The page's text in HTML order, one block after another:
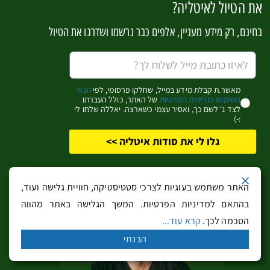
שמור בדפדפן זה את השם, האימייל והאתר שלי לפעם הבאה
שאגיב.
מידע רלוונטי נוסף שאולי יעניין
האתר משתמש בעוגיות לצרכי סטטיסטיקה, חוויית גלישה ועוד,
בהתאם למדיניות הפרטיות. המשך הגלישה באתר מהווה
הסכמה לכך. קרא עוד...
הבנתי
את הטיול לאיטליה?
בחינם, רק מידע מעניין, אלפים כבר נרשמו ושדרגו את הטיול
מאשר.ת קבלת מידע במייל, שחלקו פרסומי, לפיתנאי
השימוש ומדיניות הפרטיות של האתר, כולל העברתו
לצד ג' לשם כך, ואסיר עצמי כשארצה. יאללה שלחו לי
:-)
גלו לי את סודות איטליה >>